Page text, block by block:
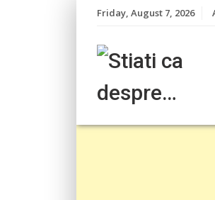
Friday, August 7, 2026